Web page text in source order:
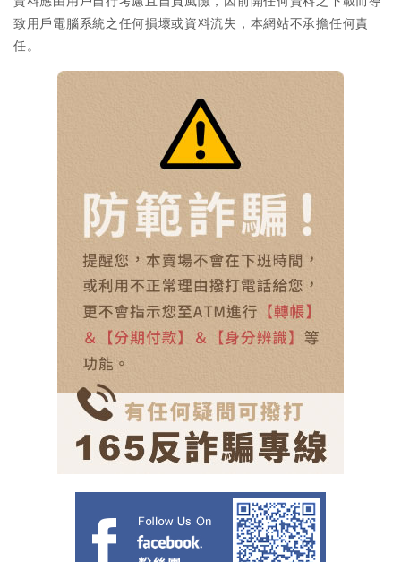
致用戶電腦系統之任何損壞或資料流失，本網站不承擔任何責
任。